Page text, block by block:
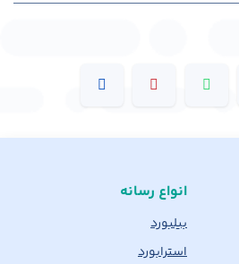
انواع رسانه
بیلبورد
استرابورد